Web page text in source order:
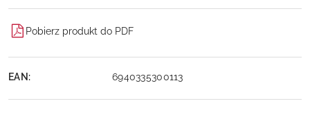
Pobierz produkt do PDF
EAN: 6940335300113